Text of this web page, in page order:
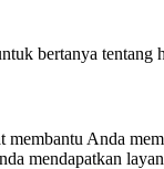
bertanya tentang
Anda
mendapatkan